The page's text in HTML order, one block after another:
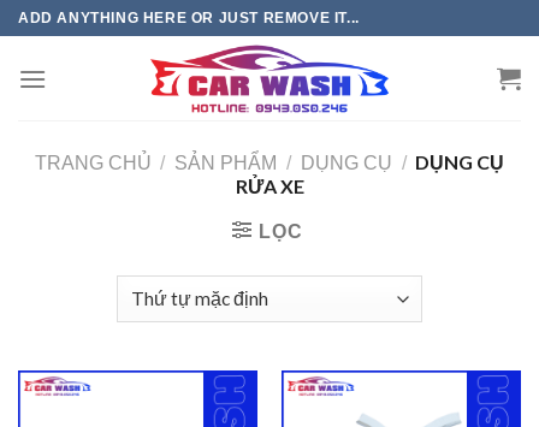
Chuyển
phần
ADD ANYTHING HERE OR JUST REMOVE IT...
TRANG CHỦ / SẢN PHẨM / DỤNG CỤ / DỤNG CỤ
RỬA XE
LỌC